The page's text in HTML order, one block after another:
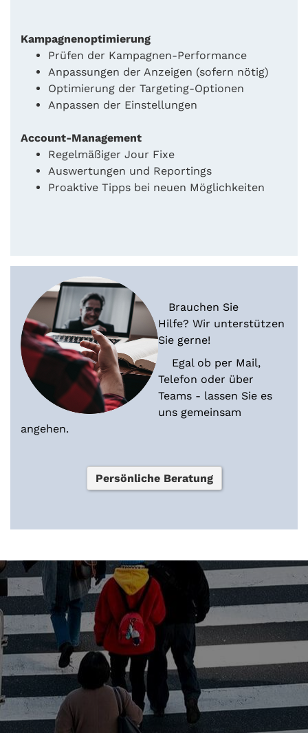
Kampagnenoptimierung
Prüfen der Kampagnen-Performance
Anpassungen der Anzeigen (sofern nötig)
Optimierung der Targeting-Optionen
Anpassen der Einstellungen
Account-Management
Regelmäßiger Jour Fixe
Auswertungen und Reportings
Proaktive Tipps bei neuen Möglichkeiten
Brauchen Sie
Hilfe? Wir unterstützen
Sie gerne!
Egal ob per Mail,
Telefon oder über
Teams - lassen Sie es
uns gemeinsam
angehen.
Persönliche Beratung